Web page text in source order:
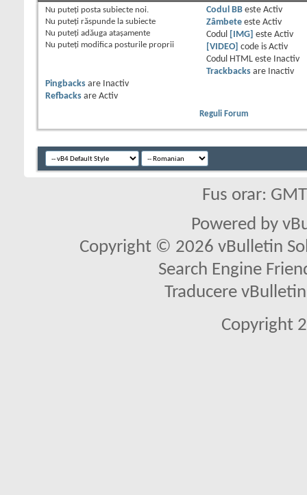
Nu puteţi posta subiecte noi.
Nu puteţi răspunde la subiecte
Nu puteţi adăuga ataşamente
Nu puteţi modifica posturile proprii
Codul BBeste Activ
Zâmbeteeste Activ
Codul
[IMG] este Activ
[VIDEO] code is Activ
Codul HTML este
Inactiv
Trackbacksare
Inactiv
Pingbacks are
Inactiv
Refbacks are Activ
Reguli Forum
Fus orar:
Powered by
Copyright © 2026 vBulletin
Search Engine
Traducere
Copyright